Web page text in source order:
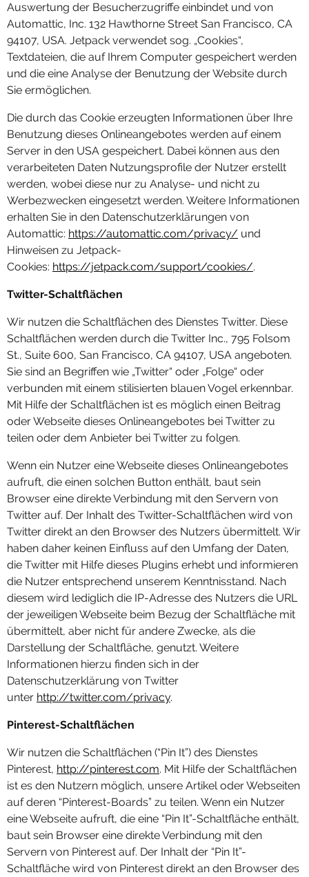
Auswertung der Besucherzugriffe einbindet und von
Automattic, Inc. 132 Hawthorne Street San Francisco, CA
94107, USA. Jetpack verwendet sog. „Cookies“,
Textdateien, die auf Ihrem Computer gespeichert werden
und die eine Analyse der Benutzung der Website durch
Sie ermöglichen.
Die durch das Cookie erzeugten Informationen über Ihre
Benutzung dieses Onlineangebotes werden auf einem
Server in den USA gespeichert. Dabei können aus den
verarbeiteten Daten Nutzungsprofile der Nutzer erstellt
werden, wobei diese nur zu Analyse- und nicht zu
Werbezwecken eingesetzt werden. Weitere Informationen
erhalten Sie in den Datenschutzerklärungen von
Automattic: https://automattic.com/privacy/ und
Hinweisen zu Jetpack-
Cookies: https://jetpack.com/support/cookies/.
Twitter-Schaltflächen
Wir nutzen die Schaltflächen des Dienstes Twitter. Diese
Schaltflächen werden durch die Twitter Inc., 795 Folsom
St., Suite 600, San Francisco, CA 94107, USA angeboten.
Sie sind an Begriffen wie „Twitter“ oder „Folge“ oder
verbunden mit einem stilisierten blauen Vogel erkennbar.
Mit Hilfe der Schaltflächen ist es möglich einen Beitrag
oder Webseite dieses Onlineangebotes bei Twitter zu
teilen oder dem Anbieter bei Twitter zu folgen.
Wenn ein Nutzer eine Webseite dieses Onlineangebotes
aufruft, die einen solchen Button enthält, baut sein
Browser eine direkte Verbindung mit den Servern von
Twitter auf. Der Inhalt des Twitter-Schaltflächen wird von
Twitter direkt an den Browser des Nutzers übermittelt. Wir
haben daher keinen Einfluss auf den Umfang der Daten,
die Twitter mit Hilfe dieses Plugins erhebt und informieren
die Nutzer entsprechend unserem Kenntnisstand. Nach
diesem wird lediglich die IP-Adresse des Nutzers die URL
der jeweiligen Webseite beim Bezug der Schaltfläche mit
übermittelt, aber nicht für andere Zwecke, als die
Darstellung der Schaltfläche, genutzt. Weitere
Informationen hierzu finden sich in der
Datenschutzerklärung von Twitter
unter http://twitter.com/privacy.
Pinterest-Schaltflächen
Wir nutzen die Schaltflächen (“Pin It”) des Dienstes
Pinterest, http://pinterest.com. Mit Hilfe der Schaltflächen
ist es den Nutzern möglich, unsere Artikel oder Webseiten
auf deren “Pinterest-Boards” zu teilen. Wenn ein Nutzer
eine Webseite aufruft, die eine “Pin It”-Schaltfläche enthält,
baut sein Browser eine direkte Verbindung mit den
Servern von Pinterest auf. Der Inhalt der “Pin It”-
Schaltfläche wird von Pinterest direkt an den Browser des